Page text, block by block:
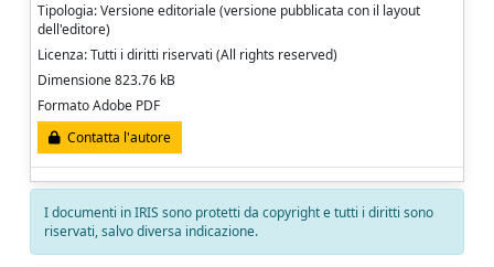
Tipologia: Versione editoriale (versione pubblicata con il layout
dell'editore)
Licenza: Tutti i diritti riservati (All rights reserved)
Dimensione 823.76 kB
Formato Adobe PDF
Contatta l'autore
I documenti in IRIS sono protetti da copyright e tutti i diritti sono
riservati, salvo diversa indicazione.